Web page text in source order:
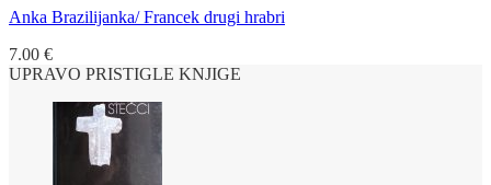
Anka Brazilijanka/ Francek drugi hrabri
7.00 €
UPRAVO PRISTIGLE KNJIGE